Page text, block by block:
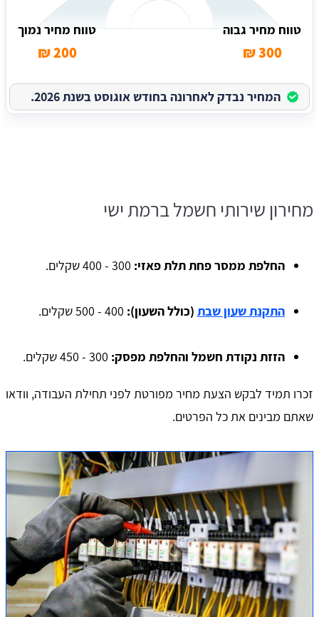
טווח מחיר גבוה
300 ₪
טווח מחיר נמוך
200 ₪
המחיר נבדק לאחרונה בחודש אוגוסט בשנת 2026.
מחירון שירותי חשמל ברמת ישי
החלפת ממסר פחת תלת פאזי:
התקנת שעון שבת (כולל השעון):
הזזת נקודת חשמל והחלפת מפסק:
זכרו תמיד לבקש הצעת מחיר מפורטת לפני תחילת העבודה, וודאו
שאתם מבינים את כל הפרטים.